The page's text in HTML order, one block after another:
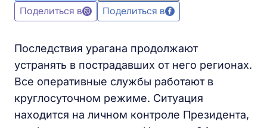
Поделиться в
Поделиться в
Последствия урагана продолжают
устранять в пострадавших от него регионах.
Все оперативные службы работают в
круглосуточном режиме. Ситуация
находится на личном контроле Президента,